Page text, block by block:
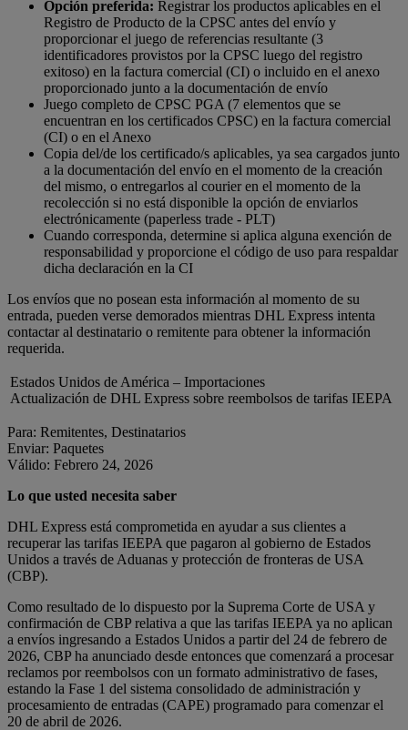
Opción preferida: Registrar los productos aplicables en el
Registro de Producto de la CPSC antes del envío y
proporcionar el juego de referencias resultante (3
identificadores provistos por la CPSC luego del registro
exitoso) en la factura comercial (CI) o incluido en el anexo
proporcionado junto a la documentación de envío
Juego completo de CPSC PGA (7 elementos que se
encuentran en los certificados CPSC) en la factura comercial
(CI) o en el Anexo
Copia del/de los certificado/s aplicables, ya sea cargados junto
a la documentación del envío en el momento de la creación
del mismo, o entregarlos al courier en el momento de la
recolección si no está disponible la opción de enviarlos
electrónicamente (paperless trade - PLT)
Cuando corresponda, determine si aplica alguna exención de
responsabilidad y proporcione el código de uso para respaldar
dicha declaración en la CI
Los envíos que no posean esta información al momento de su
entrada, pueden verse demorados mientras DHL Express intenta
contactar al destinatario o remitente para obtener la información
requerida.
Estados Unidos de América – Importaciones
Actualización de DHL Express sobre reembolsos de tarifas IEEPA
Para: Remitentes, Destinatarios
Enviar: Paquetes
Válido: Febrero 24, 2026
Lo que usted necesita saber
DHL Express está comprometida en ayudar a sus clientes a
recuperar las tarifas IEEPA que pagaron al gobierno de Estados
Unidos a través de Aduanas y protección de fronteras de USA
(CBP).
Como resultado de lo dispuesto por la Suprema Corte de USA y
confirmación de CBP relativa a que las tarifas IEEPA ya no aplican
a envíos ingresando a Estados Unidos a partir del 24 de febrero de
2026, CBP ha anunciado desde entonces que comenzará a procesar
reclamos por reembolsos con un formato administrativo de fases,
estando la Fase 1 del sistema consolidado de administración y
procesamiento de entradas (CAPE) programado para comenzar el
20 de abril de 2026.